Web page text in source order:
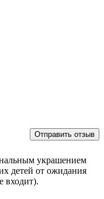
украшением
детей от ожидания
входит).